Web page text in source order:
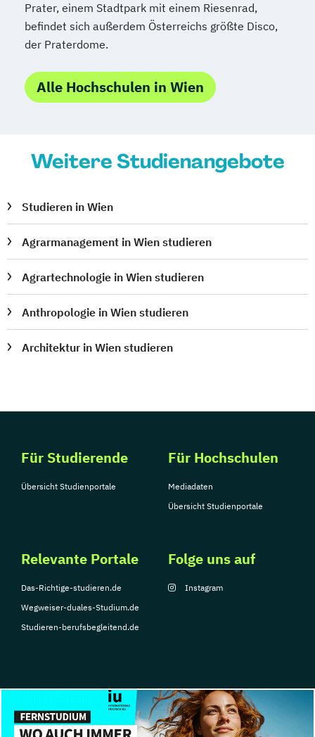
Prater, einem Stadtpark mit einem Riesenrad,
befindet sich außerdem Österreichs größte Disco,
der Praterdome.
Alle Hochschulen in Wien
Weitere Studienangebote
Studieren in Wien
Agrarmanagement in Wien studieren
Agrartechnologie in Wien studieren
Anthropologie in Wien studieren
Architektur in Wien studieren
Für Studierende
Übersicht Studienportale
Für Hochschulen
Mediadaten
Übersicht Studienportale
Relevante Portale
Das-Richtige-studieren.de
Wegweiser-duales-Studium.de
Studieren-berufsbegleitend.de
Folge uns auf
Instagram
© Copyright 2026, TarGroup Media GmbH